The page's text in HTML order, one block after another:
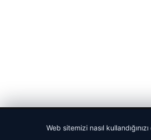
Web sitemizi nasıl